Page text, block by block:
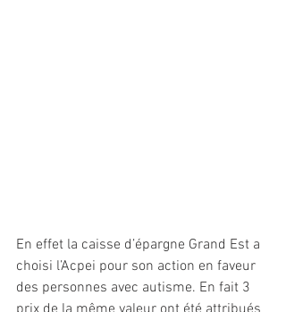
En effet la caisse d’épargne Grand Est a
choisi l’Acpei pour son action en faveur
des personnes avec autisme. En fait 3